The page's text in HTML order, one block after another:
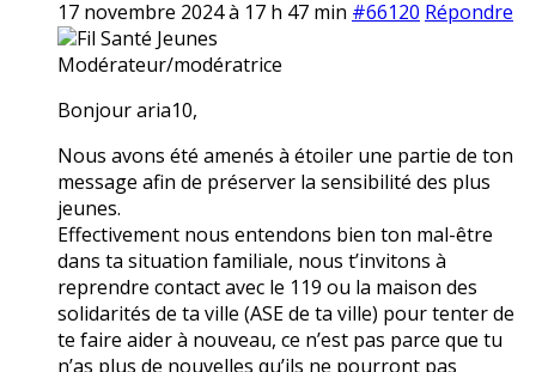
17 novembre 2024 à 17 h 47 min #66120 Répondre
Fil Santé Jeunes
Modérateur/modératrice
Bonjour aria10,
Nous avons été amenés à étoiler une partie de ton
message afin de préserver la sensibilité des plus
jeunes.
Effectivement nous entendons bien ton mal-être
dans ta situation familiale, nous t’invitons à
reprendre contact avec le 119 ou la maison des
solidarités de ta ville (ASE de ta ville) pour tenter de
te faire aider à nouveau, ce n’est pas parce que tu
n’as plus de nouvelles qu’ils ne pourront pas